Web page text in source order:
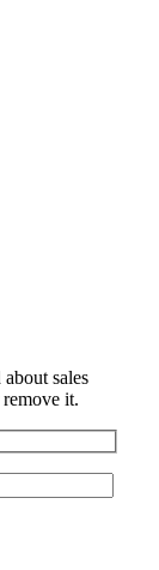
sales
it.